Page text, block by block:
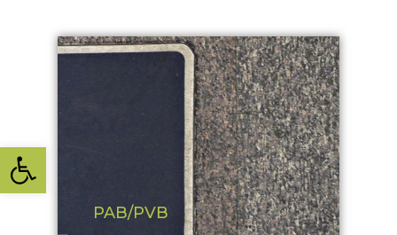
Toolbar openen
PAB/PVB